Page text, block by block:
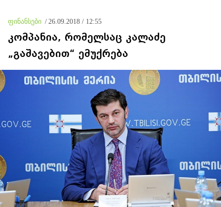
ფინანსები / 26.09.2018 / 12:55
კომპანია, რომელსაც კალაძე
„გაშავებით“ ემუქრება